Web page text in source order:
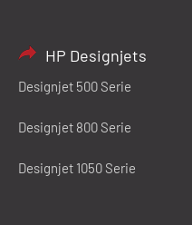
HP Designjets
Designjet 500 Serie
Designjet 800 Serie
Designjet 1050 Serie